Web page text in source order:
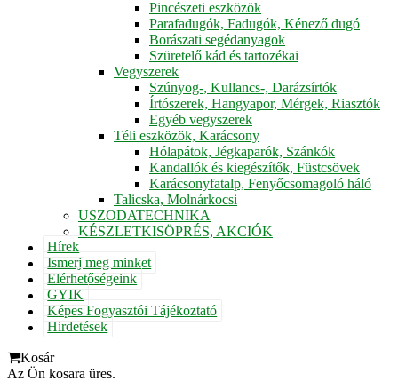
Pincészeti eszközök
Parafadugók, Fadugók, Kénező dugó
Borászati segédanyagok
Szüretelő kád és tartozékai
Vegyszerek
Szúnyog-, Kullancs-, Darázsírtók
Írtószerek, Hangyapor, Mérgek, Riasztók
Egyéb vegyszerek
Téli eszközök, Karácsony
Hólapátok, Jégkaparók, Szánkók
Kandallók és kiegészítők, Füstcsövek
Karácsonyfatalp, Fenyőcsomagoló háló
Talicska, Molnárkocsi
USZODATECHNIKA
KÉSZLETKISÖPRÉS, AKCIÓK
Hírek
Ismerj meg minket
Elérhetőségeink
GYIK
Képes Fogyasztói Tájékoztató
Hirdetések
Kosár
Az Ön kosara üres.